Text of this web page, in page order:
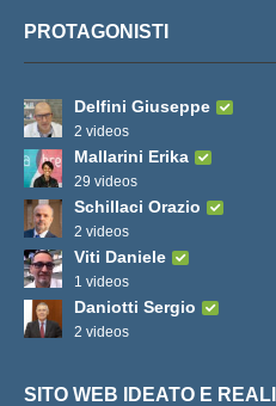
PROTAGONISTI
Delfini Giuseppe
2 videos
Mallarini Erika
29 videos
Schillaci Orazio
2 videos
Viti Daniele
1 videos
Daniotti Sergio
2 videos
SITO WEB IDEATO E